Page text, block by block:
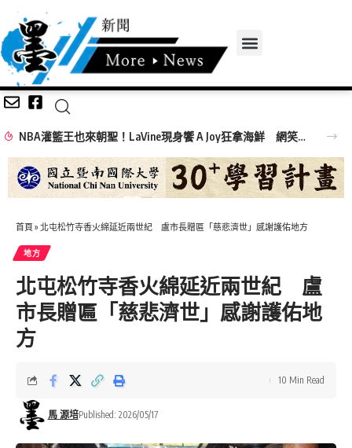
NBA灌籃王也來朝聖！LaVine現身饗 A Joy狂拿海鮮 網笑：吃飯免費看球星
首頁 » 北屯松竹寺香火綿延近兩世紀 盧市長贈匾「慈悲濟世」感謝護佑地方
地方
北屯松竹寺香火綿延近兩世紀 盧
市長贈匾「慈悲濟世」感謝護佑地
方
馬 源培Published: 2026/05/17
10 Min Read